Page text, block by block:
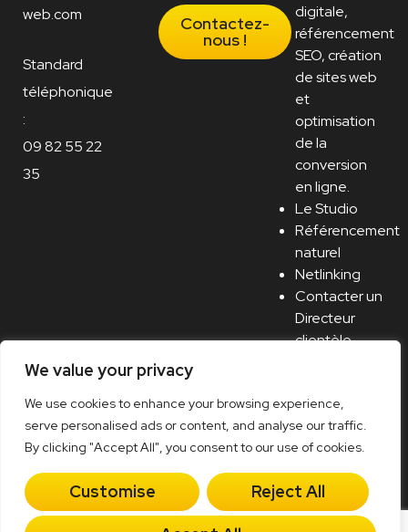
We value your privacy
We use cookies to enhance your browsing experience,
serve personalised ads or content, and analyse our traffic.
By clicking "Accept All", you consent to our use of cookies.
Customise Reject All
web.com
Standard
téléphonique
:
09 82 55 22
35
Contactez-
nous !
digitale,
référencement
SEO, création
de sites web
et
optimisation
de la
conversion
en ligne.
Le Studio
Référencement
naturel
Netlinking
Contacter un
Directeur
clientèle
Mentions légales–Cookies–Plan du site–Politique
de confidentialité